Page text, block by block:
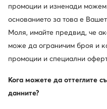
промоции и изненади
основанието за това е
Моля, имайте предвид, че
може да ограничим броя и
промоции и специални
Кога можете да оттеглите
данните?